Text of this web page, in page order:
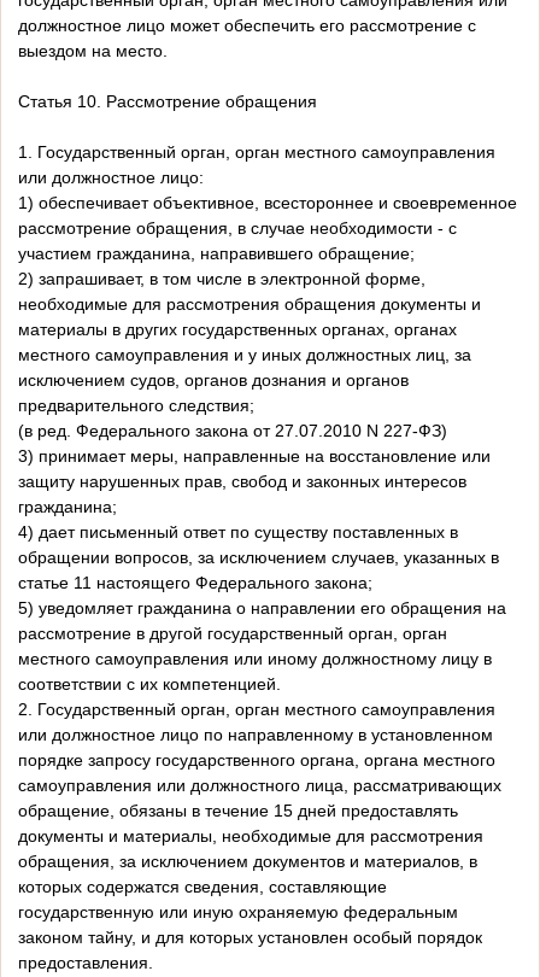
должностное лицо может обеспечить его рассмотрение с
выездом на место.
Статья 10. Рассмотрение обращения
1. Государственный орган, орган местного самоуправления
или должностное лицо:
1) обеспечивает объективное, всестороннее и своевременное
рассмотрение обращения, в случае необходимости - с
участием гражданина, направившего обращение;
2) запрашивает, в том числе в электронной форме,
необходимые для рассмотрения обращения документы и
материалы в других государственных органах, органах
местного самоуправления и у иных должностных лиц, за
исключением судов, органов дознания и органов
предварительного следствия;
(в ред. Федерального закона от 27.07.2010 N 227-ФЗ)
3) принимает меры, направленные на восстановление или
защиту нарушенных прав, свобод и законных интересов
гражданина;
4) дает письменный ответ по существу поставленных в
обращении вопросов, за исключением случаев, указанных в
статье 11 настоящего Федерального закона;
5) уведомляет гражданина о направлении его обращения на
рассмотрение в другой государственный орган, орган
местного самоуправления или иному должностному лицу в
соответствии с их компетенцией.
2. Государственный орган, орган местного самоуправления
или должностное лицо по направленному в установленном
порядке запросу государственного органа, органа местного
самоуправления или должностного лица, рассматривающих
обращение, обязаны в течение 15 дней предоставлять
документы и материалы, необходимые для рассмотрения
обращения, за исключением документов и материалов, в
которых содержатся сведения, составляющие
государственную или иную охраняемую федеральным
законом тайну, и для которых установлен особый порядок
предоставления.